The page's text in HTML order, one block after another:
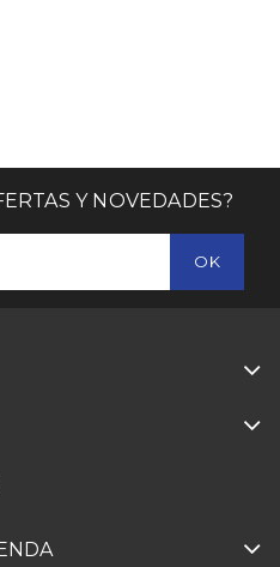
Y NOVEDADES?